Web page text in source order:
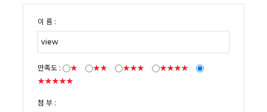
이 름 :
만족도 : ★ ★★ ★★★
★★★★
★★★★★
첨 부 :